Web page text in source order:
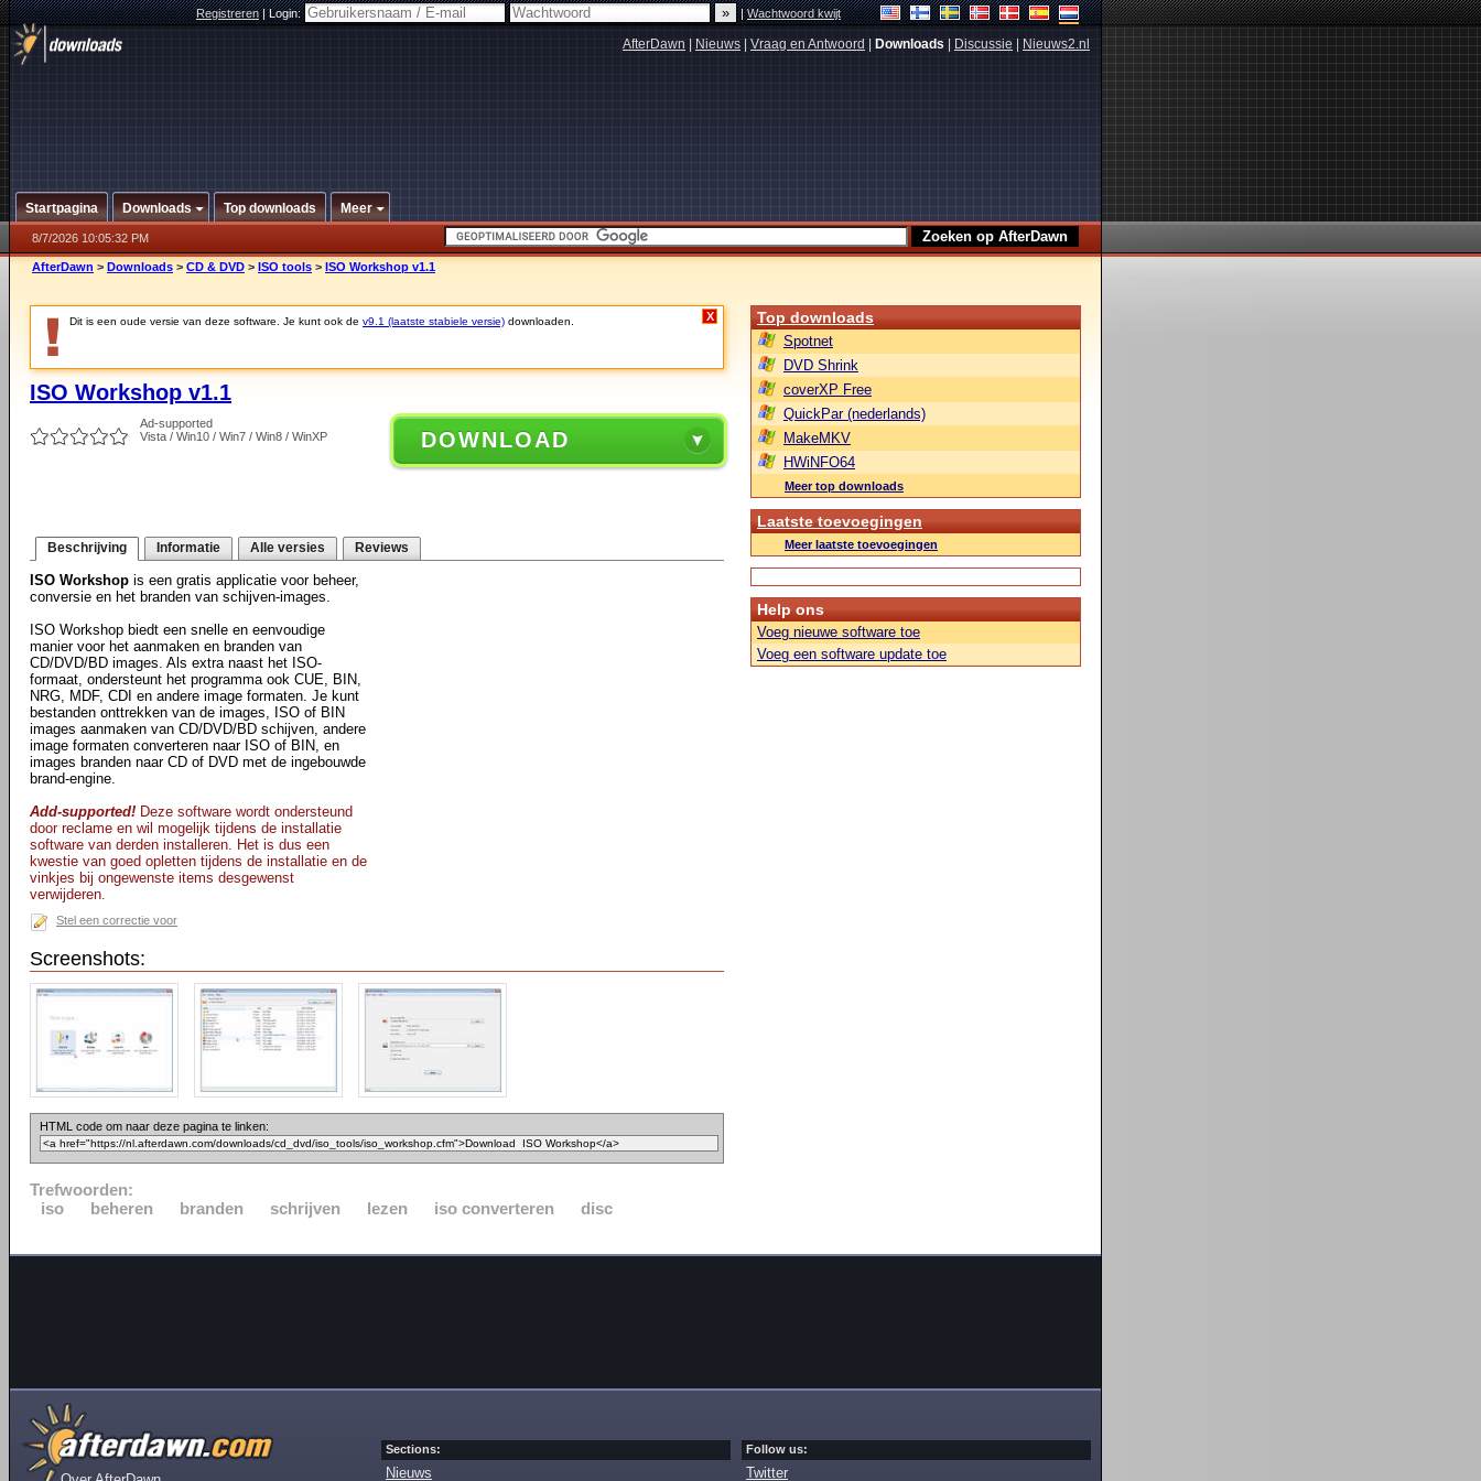
Registreren|Login: |Wachtwoord kwijt
AfterDawn Nieuws Vraag en Antwoord Downloads Discussie Nieuws2.nl
Startpagina Downloads Top downloads Meer
8/7/2026 10:05:32 PM
AfterDawn > Downloads > CD & DVD > ISO tools > ISO Workshop v1.1
Dit is een oude versie van deze software. Je kunt ook de v9.1 (laatste stabiele versie) downloaden. X
ISO Workshop v1.1
Ad-supported
Vista / Win10 / Win7 / Win8 / WinXP
DOWNLOAD
Beschrijving Informatie Alle versies Reviews
ISO Workshop is een gratis applicatie voor beheer,
conversie en het branden van schijven-images.
ISO Workshop biedt een snelle en eenvoudige
manier voor het aanmaken en branden van
CD/DVD/BD images. Als extra naast het ISO-
formaat, ondersteunt het programma ook CUE, BIN,
NRG, MDF, CDI en andere image formaten. Je kunt
bestanden onttrekken van de images, ISO of BIN
images aanmaken van CD/DVD/BD schijven, andere
image formaten converteren naar ISO of BIN, en
images branden naar CD of DVD met de ingebouwde
brand-engine.
Add-supported! Deze software wordt ondersteund
door reclame en wil mogelijk tijdens de installatie
software van derden installeren. Het is dus een
kwestie van goed opletten tijdens de installatie en de
vinkjes bij ongewenste items desgewenst
verwijderen.
Stel een correctie voor
Screenshots:
HTML code om naar deze pagina te linken:
Trefwoorden:
iso
beheren branden schrijven lezen iso converteren disc
Top downloads
Spotnet
DVD Shrink
coverXP Free
QuickPar (nederlands)
MakeMKV
HWiNFO64
Meer top downloads
Laatste toevoegingen
Meer laatste toevoegingen
Help ons
Voeg nieuwe software toe
Voeg een software update toe
Sections:
Nieuws
Follow us:
Twitter